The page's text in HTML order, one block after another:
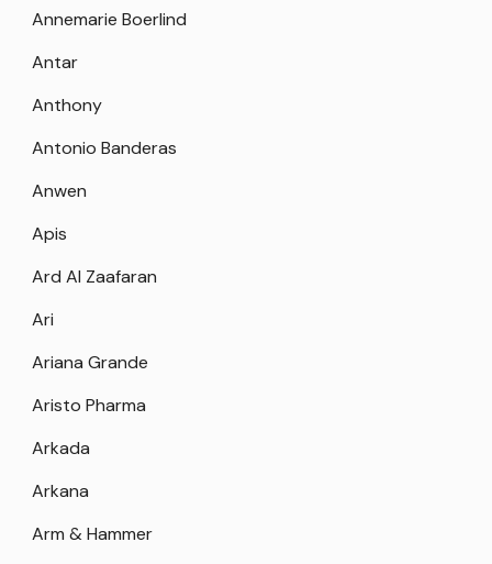
Annemarie Boerlind
Antar
Anthony
Antonio Banderas
Anwen
Apis
Ard Al Zaafaran
Ari
Ariana Grande
Aristo Pharma
Arkada
Arkana
Arm & Hammer